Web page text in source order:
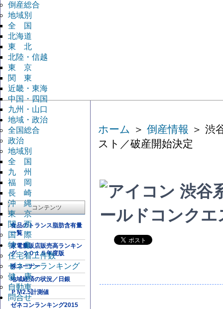
倒産総合
地域別
全 国
北海道
東 北
北陸・信越
東 京
関 東
近畿・東海
中国・四国
九州・山口
地域・政治
全国総合
政治
地域別
全 国
九 州
福 岡
長 崎
沖 縄
東 京
関 西
国 際
特 集
住宅着工件数
ゼネコンランキング
健 康
自動車
問合せ
コンテンツ
食品のトランス脂肪含有量
一覧
家電量販店販売高ランキン
グ ２０１５年度版
株コーナー
地域経済の状況／日銀
ＰＭ2.5計測値
ゼネコンランキング2015
ホーム ＞ 倒産情報 ＞ 渋
スト／破産開始決定
渋谷
ールドコンク